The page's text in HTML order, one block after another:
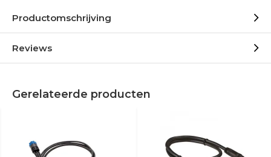
Productomschrijving
Reviews
Gerelateerde producten